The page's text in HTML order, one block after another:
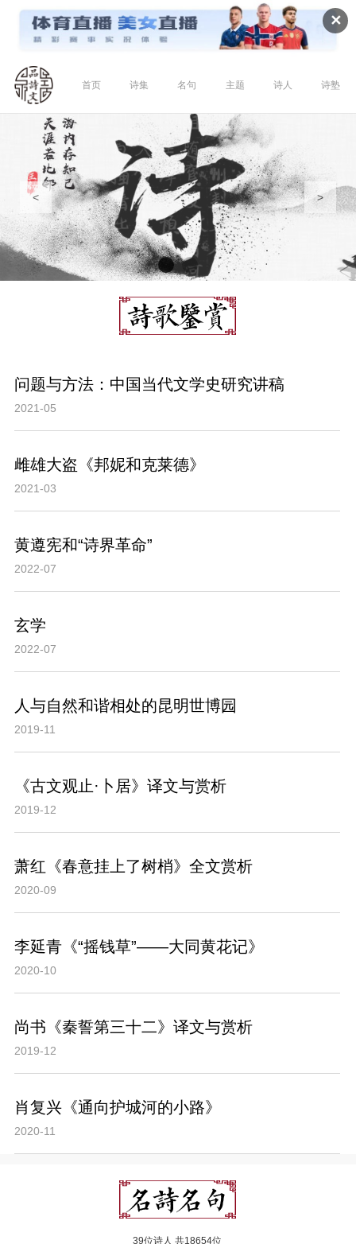
✕
首页 诗集 名句 主题 诗人 诗塾
< >
问题与方法：中国当代文学史研究讲稿
2021-05
雌雄大盗《邦妮和克莱德》
2021-03
黄遵宪和“诗界革命”
2022-07
玄学
2022-07
人与自然和谐相处的昆明世博园
2019-11
《古文观止·卜居》译文与赏析
2019-12
萧红《春意挂上了树梢》全文赏析
2020-09
李延青《“摇钱草”——大同黄花记》
2020-10
尚书《秦誓第三十二》译文与赏析
2019-12
肖复兴《通向护城河的小路》
2020-11
39位诗人 共18654位